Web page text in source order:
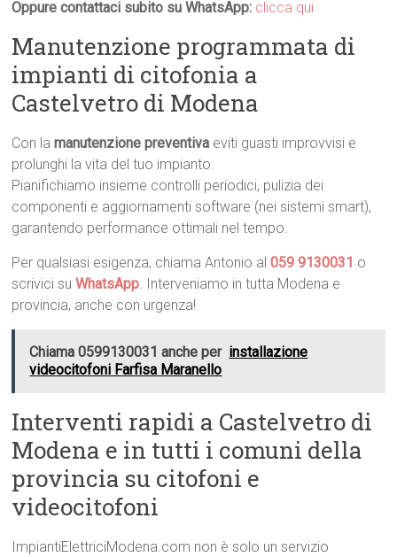
Oppure contattaci subito su WhatsApp: clicca qui
Manutenzione programmata di
impianti di citofonia a
Castelvetro di Modena
Con lamanutenzione preventiva eviti guasti improvvisi e
prolunghi la vita del tuo impianto.
Pianifichiamo insieme controlli periodici, pulizia dei
componenti e aggiornamenti software (nei sistemi smart),
garantendo performance ottimali nel tempo.
Per qualsiasi esigenza, chiama Antonio al059 9130031 o
scrivici suWhatsApp. Interveniamo in tutta Modena e
provincia, anche con urgenza!
Chiama 0599130031 anche per installazione
videocitofoni Farfisa Maranello
Interventi rapidi a Castelvetro di
Modena e in tutti i comuni della
provincia su citofoni e
videocitofoni
ImpiantiElettriciModena.com non è solo un servizio